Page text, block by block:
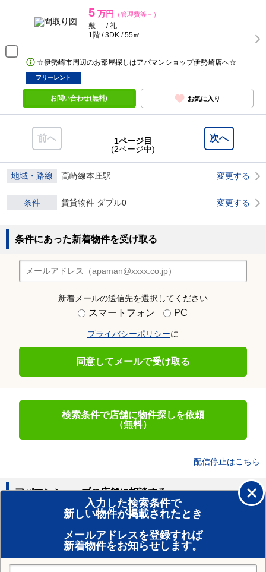
5 万円 （管理費等－）
敷 － / 礼 －
1階 / 3DK / 55㎡
☆伊勢崎市周辺のお部屋探しはアパマンショップ伊勢崎店へ☆
フリーレント
お問い合わせ(無料) お気に入り
前へ 次へ
1ページ目
(2ページ中)
地域・路線 高崎線本庄駅 変更する
条件 賃貸物件 ダブル0 変更する
条件にあった新着物件を受け取る
新着メールの送信先を選択してください
スマートフォン PC
プライバシーポリシーに
同意してメールで受け取る
検索条件で店舗に物件探しを依頼
（無料）
配信停止はこちら
入力した検索条件で
新しい物件が掲載されたとき
メールアドレスを登録すれば
新着物件をお知らせします。
アパマンショップの店舗に相談する
賃貸のプロがお部屋探し！
おまかせ物件リクエスト
住みたい街の店舗を探す